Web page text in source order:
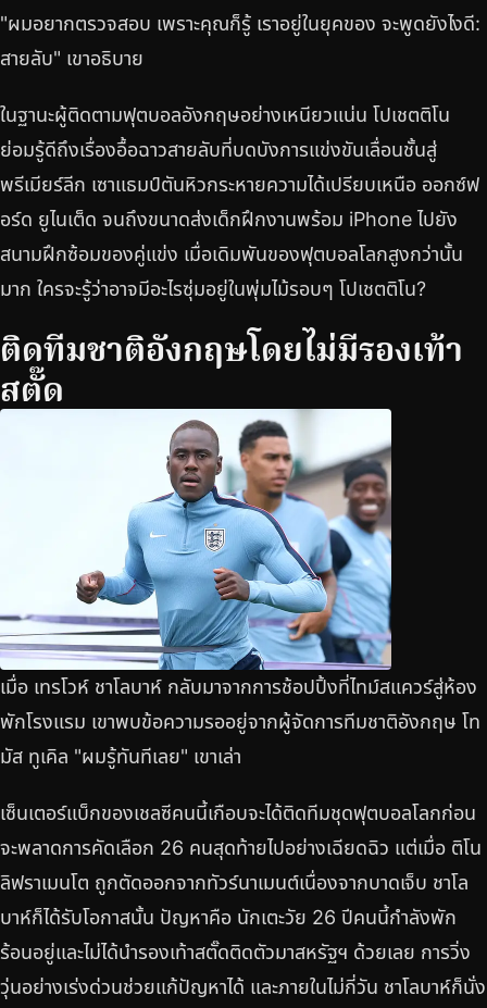
"ผมอยากตรวจสอบ เพราะคุณก็รู้ เราอยู่ในยุคของ จะพูดยังไงดี:
สายลับ" เขาอธิบาย
ในฐานะผู้ติดตามฟุตบอลอังกฤษอย่างเหนียวแน่น โปเชตติโน
ย่อมรู้ดีถึงเรื่องอื้อฉาวสายลับที่บดบังการแข่งขันเลื่อนชั้นสู่
พรีเมียร์ลีก เซาแธมป์ตันหิวกระหายความได้เปรียบเหนือ ออกซ์ฟ
อร์ด ยูไนเต็ด จนถึงขนาดส่งเด็กฝึกงานพร้อม iPhone ไปยัง
สนามฝึกซ้อมของคู่แข่ง เมื่อเดิมพันของฟุตบอลโลกสูงกว่านั้น
มาก ใครจะรู้ว่าอาจมีอะไรซุ่มอยู่ในพุ่มไม้รอบๆ โปเชตติโน?
ติดทีมชาติอังกฤษโดยไม่มีรองเท้า
สตั๊ด
เมื่อ เทรโวห์ ชาโลบาห์ กลับมาจากการช้อปปิ้งที่ไทม์สแควร์สู่ห้อง
พักโรงแรม เขาพบข้อความรออยู่จากผู้จัดการทีมชาติอังกฤษ โท
มัส ทูเคิล "ผมรู้ทันทีเลย" เขาเล่า
เซ็นเตอร์แบ็กของเชลซีคนนี้เกือบจะได้ติดทีมชุดฟุตบอลโลกก่อน
จะพลาดการคัดเลือก 26 คนสุดท้ายไปอย่างเฉียดฉิว แต่เมื่อ ติโน
ลิฟราเมนโต ถูกตัดออกจากทัวร์นาเมนต์เนื่องจากบาดเจ็บ ชาโล
บาห์ก็ได้รับโอกาสนั้น ปัญหาคือ นักเตะวัย 26 ปีคนนี้กำลังพัก
ร้อนอยู่และไม่ได้นำรองเท้าสตั๊ดติดตัวมาสหรัฐฯ ด้วยเลย การวิ่ง
วุ่นอย่างเร่งด่วนช่วยแก้ปัญหาได้ และภายในไม่กี่วัน ชาโลบาห์ก็นั่ง